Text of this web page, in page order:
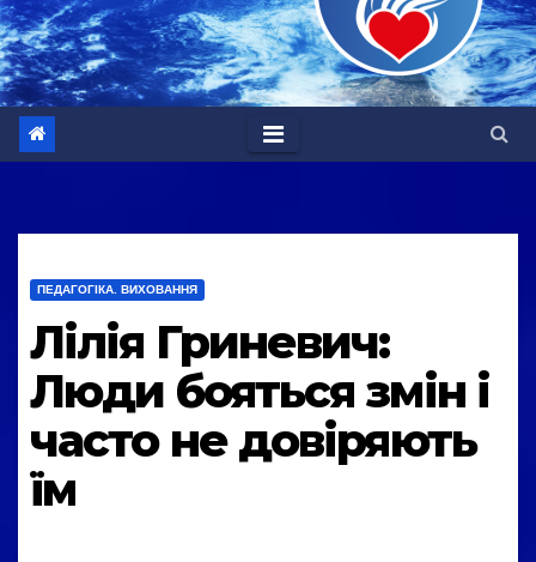
ПЕДАГОГІКА. ВИХОВАННЯ
Лілія Гриневич:
Люди бояться змін і
часто не довіряють
їм